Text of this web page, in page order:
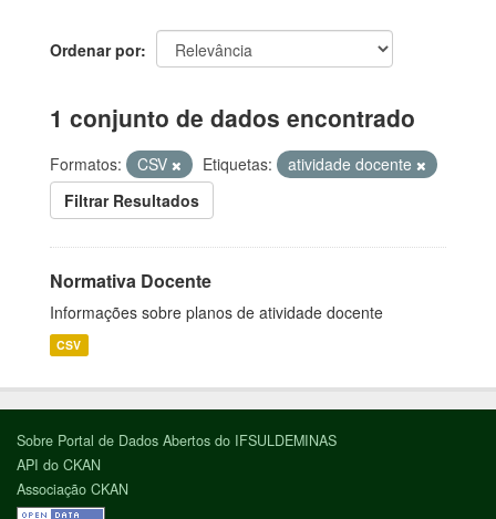
Ordenar por
1 conjunto de dados encontrado
Formatos: CSV Etiquetas:
atividade docente
Filtrar Resultados
Normativa Docente
Informações sobre planos de atividade docente
CSV
Sobre Portal de Dados Abertos do IFSULDEMINAS
API do CKAN
Associação CKAN